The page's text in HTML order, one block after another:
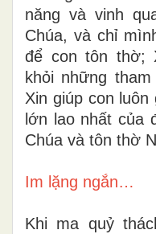
năng và vinh
Chúa, và chỉ
để con tôn thờ;
khỏi những
Xin giúp con
lớn lao nhất của
Chúa và tôn thờ
Im lặng ngắn…
Khi ma quỷ